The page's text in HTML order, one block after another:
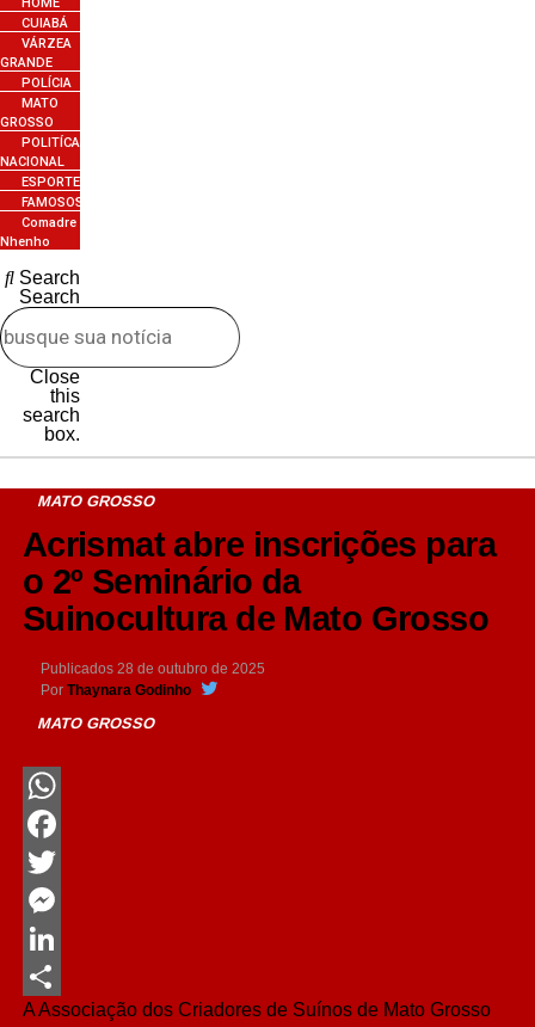
CUIABÁ
VÁRZEA
GRANDE
POLÍCIA
MATO
GROSSO
POLITÍCA
NACIONAL
ESPORTES
FAMOSOS
Comadre
Nhenho
Search
Search
Close
this
search
box.
MATO GROSSO
Acrismat abre inscrições para
o 2º Seminário da
Suinocultura de Mato Grosso
Publicados 28 de outubro de 2025
Por Thaynara Godinho
MATO GROSSO
WhatsApp
Facebook
Twitter
Messenger
LinkedIn
Share
A Associação dos Criadores de Suínos de Mato Grosso